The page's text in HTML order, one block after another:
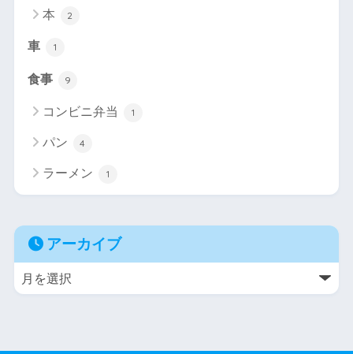
本 2
車 1
食事 9
コンビニ弁当 1
パン 4
ラーメン 1
アーカイブ